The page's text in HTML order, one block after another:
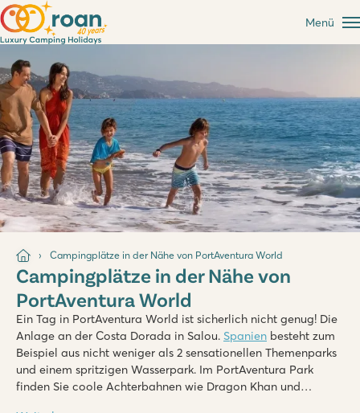
Menü
Campingplätze in der Nähe von PortAventura World
Campingplätze in der Nähe von
PortAventura World
Ein Tag in PortAventura World ist sicherlich nicht genug! Die
Anlage an der Costa Dorada in Salou. Spanien besteht zum
Beispiel aus nicht weniger als 2 sensationellen Themenparks
und einem spritzigen Wasserpark. Im PortAventura Park
finden Sie coole Achterbahnen wie Dragon Khan und